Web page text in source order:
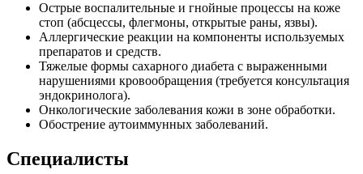
Острые воспалительные и гнойные процессы на коже
стоп (абсцессы, флегмоны, открытые раны, язвы).
Аллергические реакции на компоненты используемых
препаратов и средств.
Тяжелые формы сахарного диабета с выраженными
нарушениями кровообращения (требуется консультация
эндокринолога).
Онкологические заболевания кожи в зоне обработки.
Обострение аутоиммунных заболеваний.
Специалисты